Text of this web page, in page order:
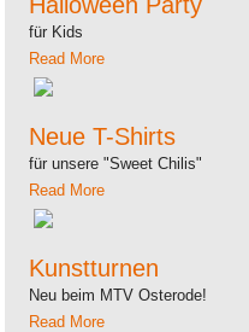
für Kids
Read More
Neue T-Shirts
für unsere "Sweet Chilis"
Read More
Kunstturnen
Neu beim MTV Osterode!
Read More